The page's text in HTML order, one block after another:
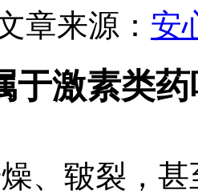
章来源： 安
于激素类药
、皲裂，